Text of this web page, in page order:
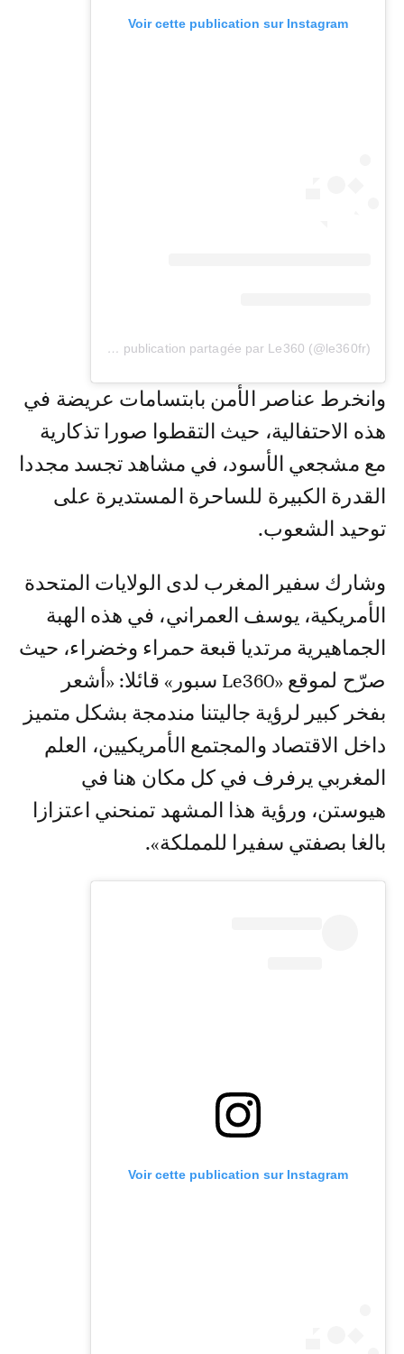
Voir cette publication sur Instagram
Une publication partagée par Le360 (@le360fr)
وانخرط عناصر الأمن بابتسامات عريضة في
هذه الاحتفالية، حيث التقطوا صورا تذكارية
مع مشجعي الأسود، في مشاهد تجسد مجددا
القدرة الكبيرة للساحرة المستديرة على
توحيد الشعوب.
وشارك سفير المغرب لدى الولايات المتحدة
الأمريكية، يوسف العمراني، في هذه الهبة
الجماهيرية مرتديا قبعة حمراء وخضراء، حيث
صرّح لموقع «Le360 سبور» قائلا: «أشعر
بفخر كبير لرؤية جاليتنا مندمجة بشكل متميز
داخل الاقتصاد والمجتمع الأمريكيين، العلم
المغربي يرفرف في كل مكان هنا في
هيوستن، ورؤية هذا المشهد تمنحني اعتزازا
بالغا بصفتي سفيرا للمملكة».
Voir cette publication sur Instagram